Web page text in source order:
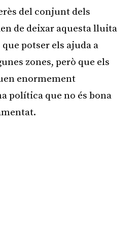
del conjunt dels
de deixar aquesta lluita
potser els ajuda a
zones, però que els
enormement
política que no és bona